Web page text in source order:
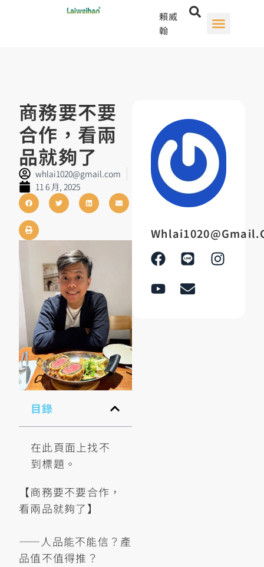
賴威
翰
商務要不要
合作，看兩
品就夠了
whlai1020@gmail.com
11 6 月, 2025
目錄
在此頁面上找不
到標題。
【商務要不要合作，
看兩品就夠了】
——人品能不能信？產
品值不值得推？